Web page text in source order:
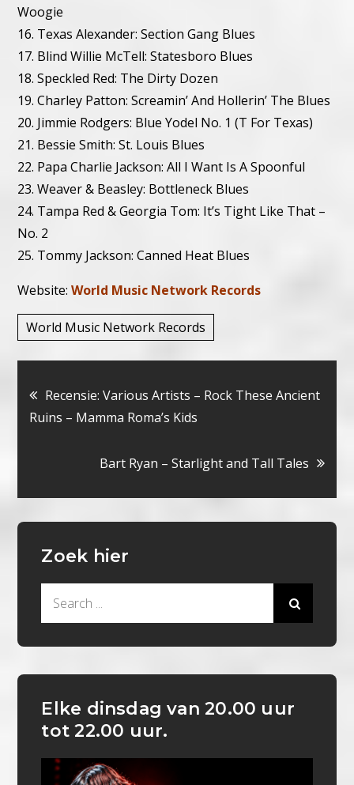
Woogie
16. Texas Alexander: Section Gang Blues
17. Blind Willie McTell: Statesboro Blues
18. Speckled Red: The Dirty Dozen
19. Charley Patton: Screamin’ And Hollerin’ The Blues
20. Jimmie Rodgers: Blue Yodel No. 1 (T For Texas)
21. Bessie Smith: St. Louis Blues
22. Papa Charlie Jackson: All I Want Is A Spoonful
23. Weaver & Beasley: Bottleneck Blues
24. Tampa Red & Georgia Tom: It’s Tight Like That –
No. 2
25. Tommy Jackson: Canned Heat Blues
Website:World Music Network Records
World Music Network Records
Bericht
navigatie
Recensie: Various Artists – Rock These Ancient
Ruins – Mamma Roma’s Kids
Bart Ryan – Starlight and Tall Tales
Zoek hier
Elke dinsdag van 20.00 uur
tot 22.00 uur.